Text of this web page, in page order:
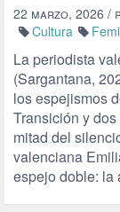
22 marzo, 2026 /
Cultura
La periodista
(Sargantana,
los espejismos
Transición y
mitad del
valenciana
espejo doble: